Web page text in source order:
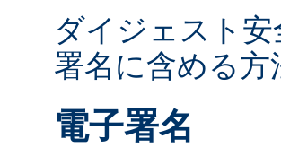
ダイジェスト
署名に含める方
電子署名